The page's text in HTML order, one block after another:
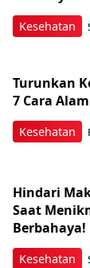
Kesehatan
Kesehatan
Turunkan
7 Cara
Kesehatan
Hindari
Saat
Berbahaya!